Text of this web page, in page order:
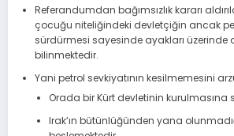
Referandumdan bağımsızlık kararı
çocuğu niteliğindeki devletçiğin ancak
sürdürmesi sayesinde ayakları üzerinde
bilinmektedir.
Yani petrol sevkiyatının kesilmemesini
Orada bir Kürt devletinin kurulmasına
Irak’ın bütünlüğünden yana